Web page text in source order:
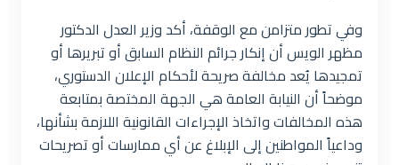
وفي تطور متزامن مع الوقفة، أكد وزير العدل الدكتور
مظهر الويس أن إنكار جرائم النظام السابق أو تبريرها أو
تمجيدها يُعد مخالفة صريحة لأحكام الإعلان الدستوري،
موضحاً أن النيابة العامة هي الجهة المختصة بمتابعة
هذه المخالفات واتخاذ الإجراءات القانونية اللازمة بشأنها،
وداعياً المواطنين إلى الإبلاغ عن أي ممارسات أو تصريحات